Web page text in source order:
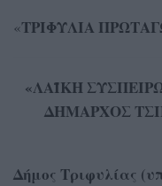
«ΤΡΙΦΥΛΙΑ
«ΛΑΪΚΗ
ΔΗΜΑΡΧΟΣ
Δήμος Τριφυλίας